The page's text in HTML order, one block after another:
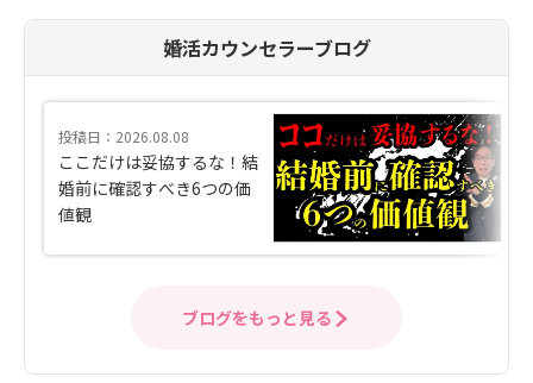
婚活カウンセラーブログ
投稿日：2026.08.08
ここだけは妥協するな！結
婚前に確認すべき6つの価
値観
ブログをもっと見る